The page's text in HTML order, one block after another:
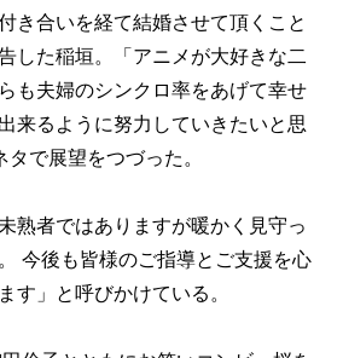
き合いを経て結婚させて頂くこと
した稲垣。「アニメが大好きな二
も夫婦のシンクロ率をあげて幸せ
来るように努力していきたいと思
タで展望をつづった。
熟者ではありますが暖かく見守っ
今後も皆様のご指導とご支援を心
す」と呼びかけている。